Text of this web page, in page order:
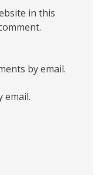
in this
by email.
email.